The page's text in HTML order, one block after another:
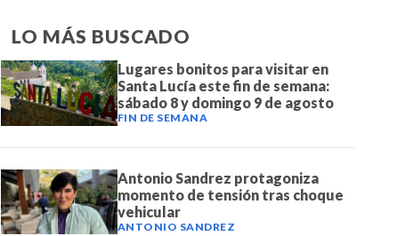
LO MÁS BUSCADO
Lugares bonitos para visitar en
Santa Lucía este fin de semana:
sábado 8 y domingo 9 de agosto
FIN DE SEMANA
Antonio Sandrez protagoniza
momento de tensión tras choque
vehicular
ANTONIO SANDREZ